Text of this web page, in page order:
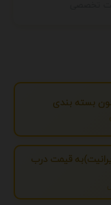
بسته بندی
قیمت درب